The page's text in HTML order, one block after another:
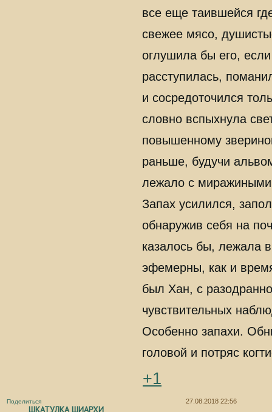
все еще таившейся
свежее мясо,
оглушила бы его,
расступилась,
и сосредоточился
словно вспыхнула
повышенному
раньше, будучи
лежало с
Запах усилился,
обнаружив себя на
казалось бы, лежала
эфемерны, как и
был Хан, с
чувствительных
Особенно запахи.
головой и потряс
+1
Поделиться 27.08.2018 22:56
ШКАТУЛКА ШИАРХИ